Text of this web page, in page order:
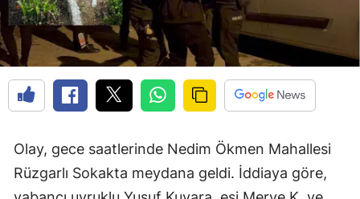
Olay, gece saatlerinde Nedim Ökmen Mahallesi
Rüzgarlı Sokakta meydana geldi. İddiaya göre,